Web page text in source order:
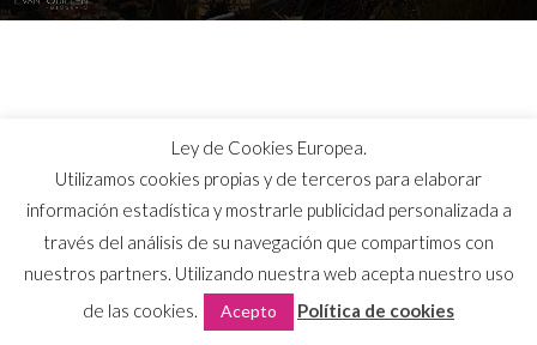
Ley de Cookies Europea.
Utilizamos cookies propias y de terceros para elaborar
información estadística y mostrarle publicidad personalizada a
través del análisis de su navegación que compartimos con
nuestros partners. Utilizando nuestra web acepta nuestro uso
de las cookies.
Acepto Política de cookies